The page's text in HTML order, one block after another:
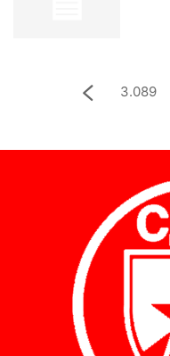
3.089